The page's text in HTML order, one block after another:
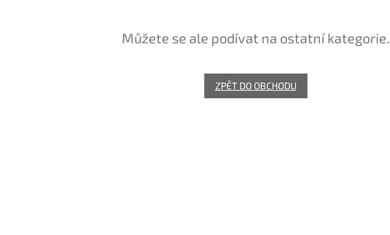
Můžete se ale podívat na ostatní kategorie.
ZPĚT DO OBCHODU